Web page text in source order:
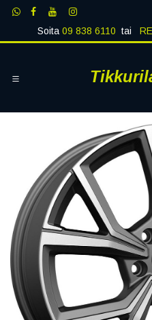
Siirry sisältöön
Soita09 838 6110 tai